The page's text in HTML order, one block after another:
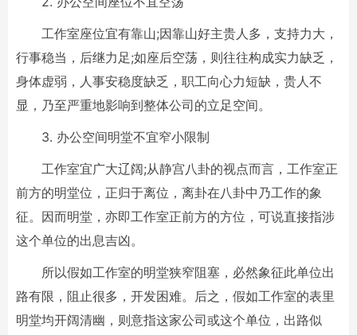
工作室座位宜有靠山;因靠山好主贵人多，支持力大，
行事稳当，后继力足;如座后空荡，则往往构成实力缺乏，
身体虚弱，人事安稳度缺乏，职工向心力短缺，贵人不
显，乃至严重地影响到整体公司的立足空间。
3. 办公空间明堂不宜窄小限制
工作室宜广大辽阔;从静宫八卦的视点而言，工作室正
前方的明堂位，正归于离位，离卦在八卦中乃工作的象
征。因而明堂，亦即工作室正前方的方位，可说直接指涉
这个单位的出息吉凶。
所以假如工作室的明堂狭窄阻塞，必然象征此单位出
路有限，阻止很多，开发困难。后之，假如工作室的表里
明堂均开阔清幽，则意指这家公司或这个单位，出路似